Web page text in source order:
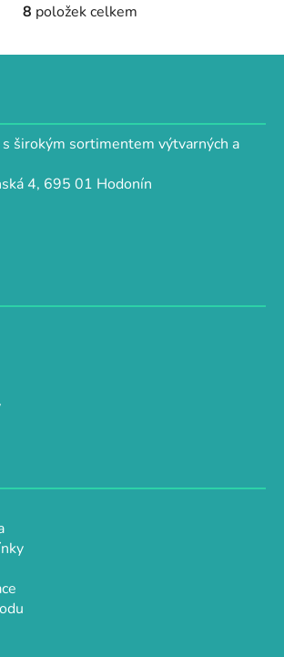
O
l
a
c
p
ý
8 položek celkem
širokým sortimentem výtvarných a
4, 695 01 Hodonín